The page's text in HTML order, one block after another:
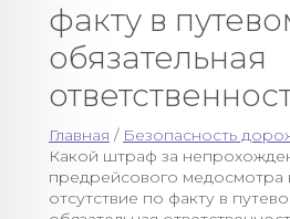
факту в
обязательная
Главная / Безопасность
Какой штраф за
предрейсового медосмотра
отсутствие по факту в